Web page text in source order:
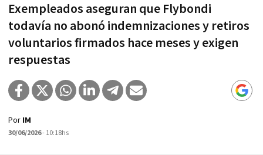
Exempleados aseguran que Flybondi
todavía no abonó indemnizaciones y retiros
voluntarios firmados hace meses y exigen
respuestas
Por IM
30/06/2026- 10:18hs